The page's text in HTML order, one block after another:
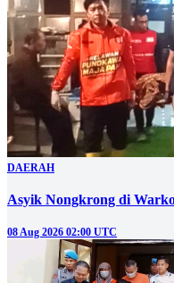
DAERAH
Asyik Nongkrong di
08 Aug 2026 02:00 UTC